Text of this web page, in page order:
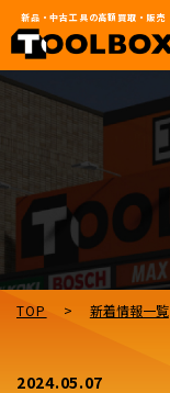
新品・中古工具の高額買取・販売
TOP > 新着情報一覧
2024.05.07